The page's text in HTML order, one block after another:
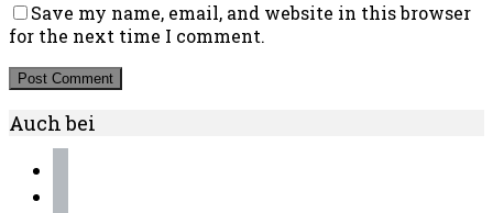
Save my name, email, and website in this browser
for the next time I comment.
Auch bei